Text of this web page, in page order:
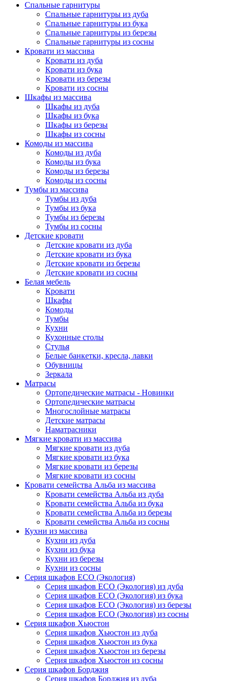
Спальные гарнитуры
Спальные гарнитуры из дуба
Спальные гарнитуры из бука
Спальные гарнитуры из березы
Спальные гарнитуры из сосны
Кровати из массива
Кровати из дуба
Кровати из бука
Кровати из березы
Кровати из сосны
Шкафы из массива
Шкафы из дуба
Шкафы из бука
Шкафы из березы
Шкафы из сосны
Комоды из массива
Комоды из дуба
Комоды из бука
Комоды из березы
Комоды из сосны
Тумбы из массива
Тумбы из дуба
Тумбы из бука
Тумбы из березы
Тумбы из сосны
Детские кровати
Детские кровати из дуба
Детские кровати из бука
Детские кровати из березы
Детские кровати из сосны
Белая мебель
Кровати
Шкафы
Комоды
Тумбы
Кухни
Кухонные столы
Стулья
Белые банкетки, кресла, лавки
Обувницы
Зеркала
Матрасы
Ортопедические матрасы - Новинки
Ортопедические матрасы
Многослойные матрасы
Детские матрасы
Наматрасники
Мягкие кровати из массива
Мягкие кровати из дуба
Мягкие кровати из бука
Мягкие кровати из березы
Мягкие кровати из сосны
Кровати семейства Альба из массива
Кровати семейства Альба из дуба
Кровати семейства Альба из бука
Кровати семейства Альба из березы
Кровати семейства Альба из сосны
Кухни из массива
Кухни из дуба
Кухни из бука
Кухни из березы
Кухни из сосны
Серия шкафов ECO (Экология)
Серия шкафов ECO (Экология) из дуба
Серия шкафов ECO (Экология) из бука
Серия шкафов ECO (Экология) из березы
Серия шкафов ECO (Экология) из сосны
Серия шкафов Хьюстон
Серия шкафов Хьюстон из дуба
Серия шкафов Хьюстон из бука
Серия шкафов Хьюстон из березы
Серия шкафов Хьюстон из сосны
Серия шкафов Борджия
Серия шкафов Борджия из дуба